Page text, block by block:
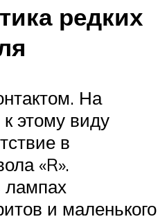
редких
На
этому виду
в
«R».
лампах
и маленького